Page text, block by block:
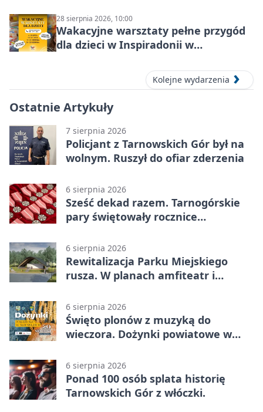
28 sierpnia 2026, 10:00
Wakacyjne warsztaty pełne przygód
dla dzieci w Inspiradonii w
Kolejne wydarzenia
Ostatnie Artykuły
7 sierpnia 2026
Policjant z Tarnowskich Gór był na
wolnym. Ruszył do ofiar zderzenia
6 sierpnia 2026
Sześć dekad razem. Tarnogórskie
pary świętowały rocznice
6 sierpnia 2026
Rewitalizacja Parku Miejskiego
rusza. W planach amfiteatr i
6 sierpnia 2026
Święto plonów z muzyką do
wieczora. Dożynki powiatowe w
6 sierpnia 2026
Ponad 100 osób splata historię
Tarnowskich Gór z włóczki.